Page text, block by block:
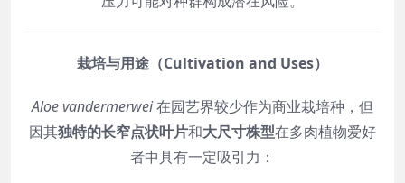
栽培与用途（Cultivation and Uses）
Aloe vandermerwei在园艺界较少作为商业栽培种，但
因其独特的长窄点状叶片和大尺寸株型在多肉植物爱好
者中具有一定吸引力：